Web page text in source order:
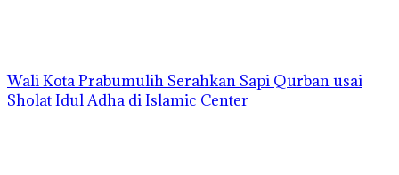
Wali Kota Prabumulih Serahkan Sapi Qurban usai
Sholat Idul Adha di Islamic Center